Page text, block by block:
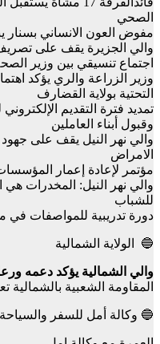
الصحي
مفوض العون الانساني
والي الجزيرة يقف على تصريف
اجتماع تنسيقي بين وزير
وزير الزراعة والري يؤكد
التحتية بولاية القضارف
تمديد فترة التقديم
وقبول أبناء العاملين
والي نهر النيل يقف على
الامراض
مؤتمر لإعادة إعمار المؤسسات
والي نهر النيل: المخدرات هي
للشباب
دورة تدريبية للمواصفات في
🔵 الولاية الشمالية
والي الشمالية يؤكد دعمه
المقاومة الشعبية
🔵 وكالة أمل للسفر